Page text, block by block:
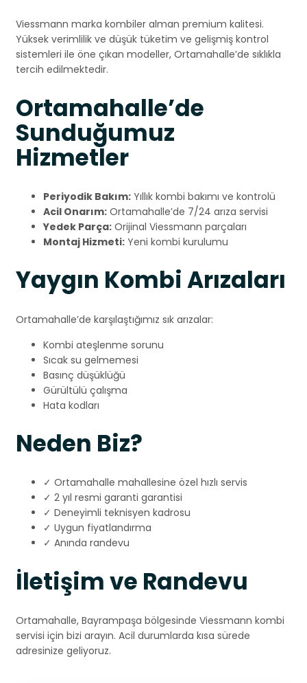
Viessmann marka kombiler alman premium kalitesi.
Yüksek verimlilik ve düşük tüketim ve gelişmiş kontrol
sistemleri ile öne çıkan modeller, Ortamahalle’de sıklıkla
tercih edilmektedir.
Ortamahalle’de
Sunduğumuz
Hizmetler
Periyodik Bakım: Yıllık kombi bakımı ve kontrolü
Acil Onarım: Ortamahalle’de 7/24 arıza servisi
Yedek Parça: Orijinal Viessmann parçaları
Montaj Hizmeti: Yeni kombi kurulumu
Yaygın Kombi Arızaları
Ortamahalle’de karşılaştığımız sık arızalar:
Kombi ateşlenme sorunu
Sıcak su gelmemesi
Basınç düşüklüğü
Gürültülü çalışma
Hata kodları
Neden Biz?
✓ Ortamahalle mahallesine özel hızlı servis
✓ 2 yıl resmi garanti garantisi
✓ Deneyimli teknisyen kadrosu
✓ Uygun fiyatlandırma
✓ Anında randevu
İletişim ve Randevu
Ortamahalle, Bayrampaşa bölgesinde Viessmann kombi
servisi için bizi arayın. Acil durumlarda kısa sürede
adresinize geliyoruz.